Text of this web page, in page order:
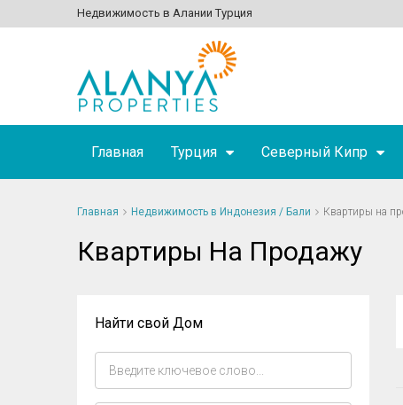
Недвижимость в Алании Турция
Главная Турция Северный Кипр
Главная Недвижимость в Индонезия / Бали Квартиры на
Квартиры На Продажу
Найти свой Дом